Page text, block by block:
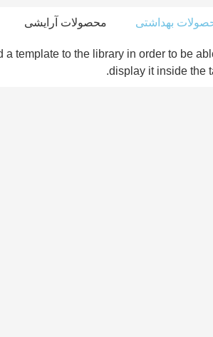
بهداشتی محصولات آرایشی
template to the library in order to be
display it inside the